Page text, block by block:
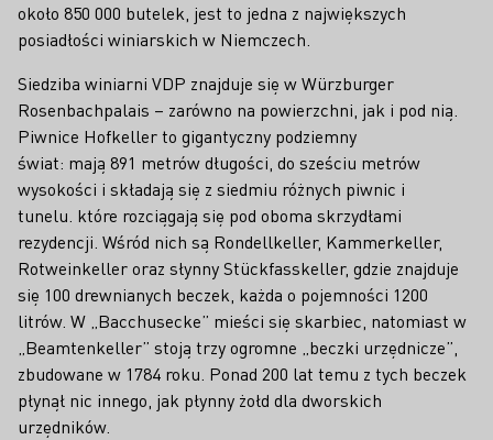
około 850 000 butelek, jest to jedna z największych
posiadłości winiarskich w Niemczech.
Siedziba winiarni VDP znajduje się w Würzburger
Rosenbachpalais – zarówno na powierzchni, jak i pod nią.
Piwnice Hofkeller to gigantyczny podziemny
świat: mają 891 metrów długości, do sześciu metrów
wysokości i składają się z siedmiu różnych piwnic i
tunelu. które rozciągają się pod oboma skrzydłami
rezydencji. Wśród nich są Rondellkeller, Kammerkeller,
Rotweinkeller oraz słynny Stückfasskeller, gdzie znajduje
się 100 drewnianych beczek, każda o pojemności 1200
litrów. W „Bacchusecke” mieści się skarbiec, natomiast w
„Beamtenkeller” stoją trzy ogromne „beczki urzędnicze”,
zbudowane w 1784 roku. Ponad 200 lat temu z tych beczek
płynął nic innego, jak płynny żołd dla dworskich
urzędników.